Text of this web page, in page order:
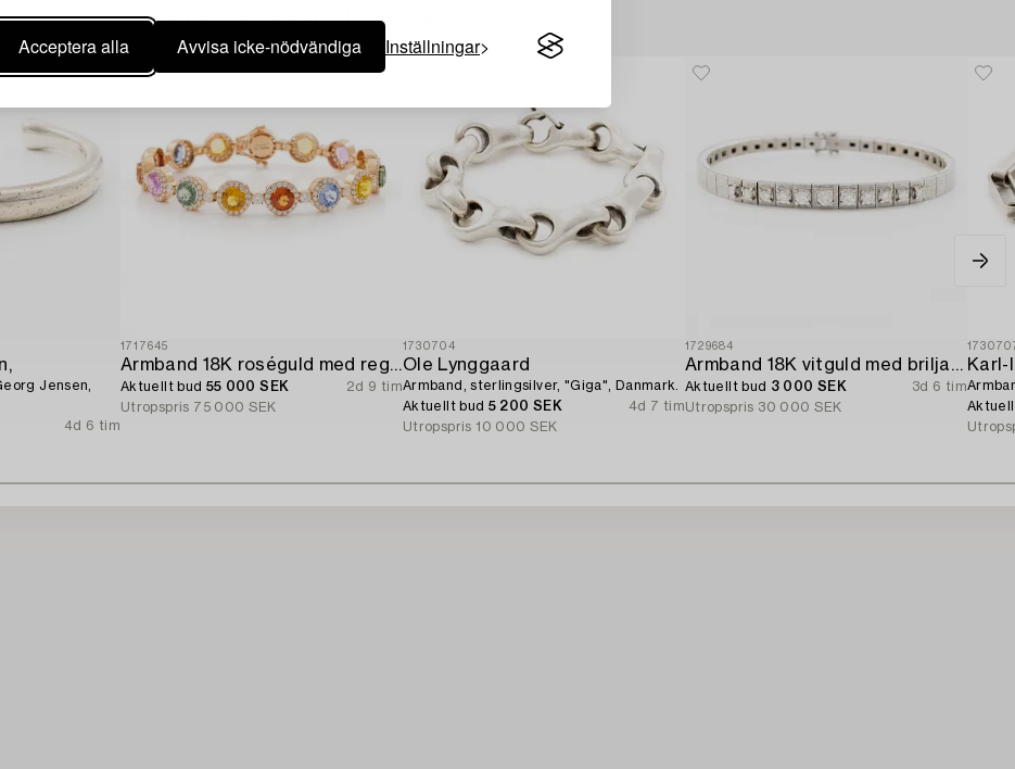
Acceptera alla Avvisa icke-nödvändiga Inställningar
Andra har även tittat på
Jensen,
4d 6 tim
1717645
Armband 18K roséguld med regnbågsfärgade safirer och briljantslipade diamanter.
Aktuellt bud 55 000 SEK
2d 9 tim
Utropspris 75 000 SEK
1730704
Ole Lynggaard
Armband, sterlingsilver, "Giga", Danmark.
Aktuellt bud 5 200 SEK
4d 7 tim
Utropspris 10 000 SEK
1729684
Armband 18K vitguld med briljantslipade diamanter.
Aktuellt bud 3 000 SEK
3d 6 tim
Utropspris 30 000 SEK
Karl-